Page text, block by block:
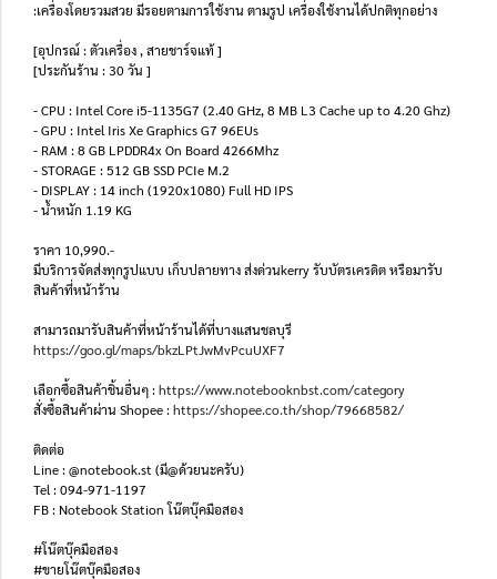
:เครื่องโดยรวมสวย มีรอยตามการใช้งาน ตามรูป เครื่องใช้งานได้ปกติทุกอย่าง
[อุปกรณ์ : ตัวเครื่อง , สายชาร์จแท้ ]
[ประกันร้าน : 30 วัน ]
- CPU : Intel Core i5-1135G7 (2.40 GHz, 8 MB L3 Cache up to 4.20 Ghz)
- GPU : Intel Iris Xe Graphics G7 96EUs
- RAM : 8 GB LPDDR4x On Board 4266Mhz
- STORAGE : 512 GB SSD PCIe M.2
- DISPLAY : 14 inch (1920x1080) Full HD IPS
- น้ำหนัก 1.19 KG
ราคา 10,990.-
มีบริการจัดส่งทุกรูปแบบ เก็บปลายทาง ส่งด่วนkerry รับบัตรเครดิต หรือมารับ
สินค้าที่หน้าร้าน
สามารถมารับสินค้าที่หน้าร้านได้ที่บางแสนชลบุรี
https://goo.gl/maps/bkzLPtJwMvPcuUXF7
เลือกซื้อสินค้าชิ้นอื่นๆ :https://www.notebooknbst.com/category
สั่งซื้อสินค้าผ่าน Shopee :https://shopee.co.th/shop/79668582/
ติดต่อ
Line : @notebook.st (มี@ด้วยนะครับ)
Tel : 094-971-1197
FB : Notebook Station โน๊ตบุ๊คมือสอง
#โน๊ตบุ๊คมือสอง
#ขายโน๊ตบุ๊คมือสอง